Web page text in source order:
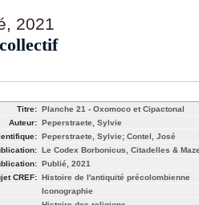
2021
Titre: Planche 21 - Oxomoco et Cipactonal
Auteur: Peperstraete, Sylvie
Peperstraete, Sylvie; Contel, José
Le Codex Borbonicus, Citadelles &
Publié, 2021
CREF: Histoire de l'antiquité précolombienne
Iconographie